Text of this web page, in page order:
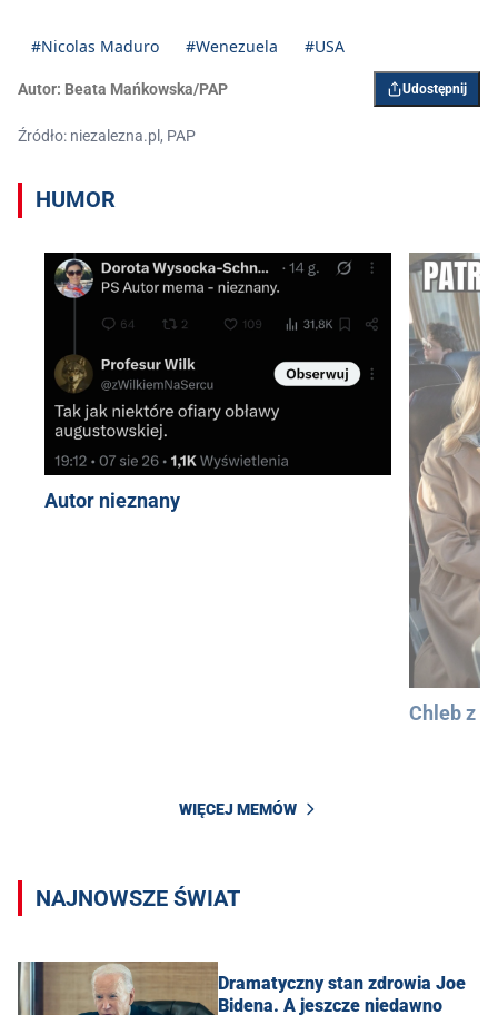
#Nicolas Maduro #Wenezuela #USA
Autor: Beata Mańkowska/PAP Udostępnij
Źródło: niezalezna.pl, PAP
HUMOR
Autor nieznany
Chleb z
WIĘCEJ MEMÓW
NAJNOWSZE ŚWIAT
Dramatyczny stan zdrowia Joe
Bidena. A jeszcze niedawno